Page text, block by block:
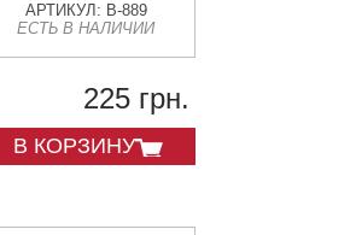
АРТИКУЛ: B-889
ЕСТЬ В НАЛИЧИИ
225 грн.
В КОРЗИНУ